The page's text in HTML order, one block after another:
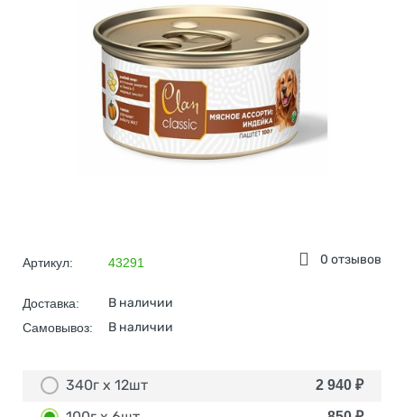
0 отзывов
Артикул: 43291
Доставка: В наличии
Самовывоз: В наличии
340г х 12шт 2 940 ₽